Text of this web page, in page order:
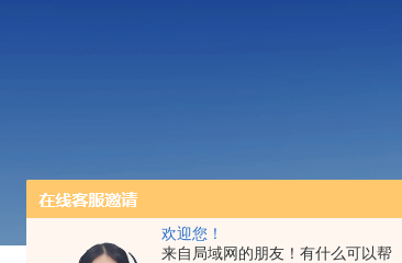
欢迎您！
来自局域网的朋友！有什么可以帮